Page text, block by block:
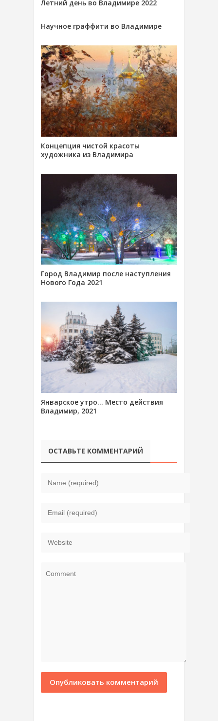
Летний день во Владимире 2022
Научное граффити во Владимире
Концепция чистой красоты
художника из Владимира
Город Владимир после наступления
Нового Года 2021
Январское утро… Место действия
Владимир, 2021
ОСТАВЬТЕ КОММЕНТАРИЙ